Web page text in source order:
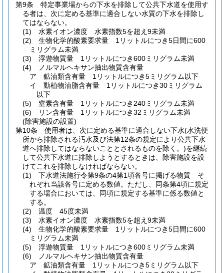
第9条
特定事業場からの下水を排除して公共下水道を使用す
る者は、次に定める基準に適合しない水質の下水を排除し
てはならない。
(1)
水素イオン濃度 水素指数5を超え9未満
(2)
生物化学的酸素要求量 1リットルにつき5日間に600
ミリグラム未満
(3)
浮遊物質量 1リットルにつき600ミリグラム未満
(4)
ノルマルヘキサン抽出物質含有量
ア
鉱油類含有量 1リットルにつき5ミリグラム以下
イ
動植物油脂含有量 1リットルにつき30ミリグラム
以下
(5)
窒素含有量 1リットルにつき240ミリグラム未満
(6)
リン含有量 1リットルにつき32ミリグラム未満
(除害施設の設置)
第10条
使用者は、次に定める基準に適合しない下水(水洗便
所から排除される汚水及び法第12条の規定により公共下水
道へ排除してはならないこととされるものを除く。)を継続
して公共下水道に排除しようとするときは、除害施設を設
けてこれを排除しなければならない。
(1)
下水道法施行令第9条の4第1項各号に掲げる物質 そ
れぞれ当該各号に定める数値。 ただし、同条第4項に規定
する場合においては、同項に規定する基準に係る数値と
する。
(2)
温度 45度未満
(3)
水素イオン濃度 水素指数5を超え9未満
(4)
生物化学的酸素要求量 1リットルにつき5日間に600
ミリグラム未満
(5)
浮遊物質量 1リットルにつき600ミリグラム未満
(6)
ノルマルヘキサン抽出物質含有量
ア
鉱油類含有量 1リットルにつき5ミリグラム以下